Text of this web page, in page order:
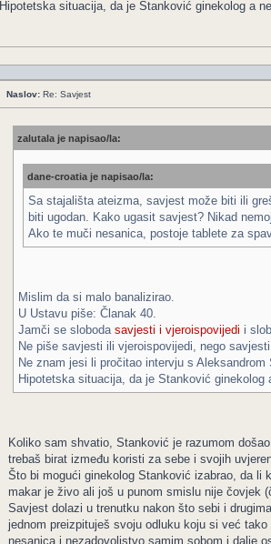
Hipotetska situacija, da je Stanković ginekolog a
Naslov: Re: Savjest
zalutala je napisao/la:
dane-croatia je napisao/la:
Sa stajališta ateizma, savjest može biti ili
biti ugodan. Kako ugasit savjest? Nikad
Ako te muči nesanica, postoje tablete za
Mislim da si malo banalizirao.
U Ustavu piše: Članak 40.
Jamči se sloboda savjesti i vjeroispovijedi i
Ne piše savjesti ili vjeroispovijedi, nego
Ne znam jesi li pročitao intervju s
Hipotetska situacija, da je Stanković
Koliko sam shvatio, Stanković je razumom
trebaš birat između koristi za sebe i svojih
Što bi mogući ginekolog Stanković izabrao, da li
makar je živo ali još u punom smislu nije čovjek
Savjest dolazi u trenutku nakon što sebi i
jednom preizpituješ svoju odluku koju si već
nesanica i nezadovoljstvo samim sobom i dalje